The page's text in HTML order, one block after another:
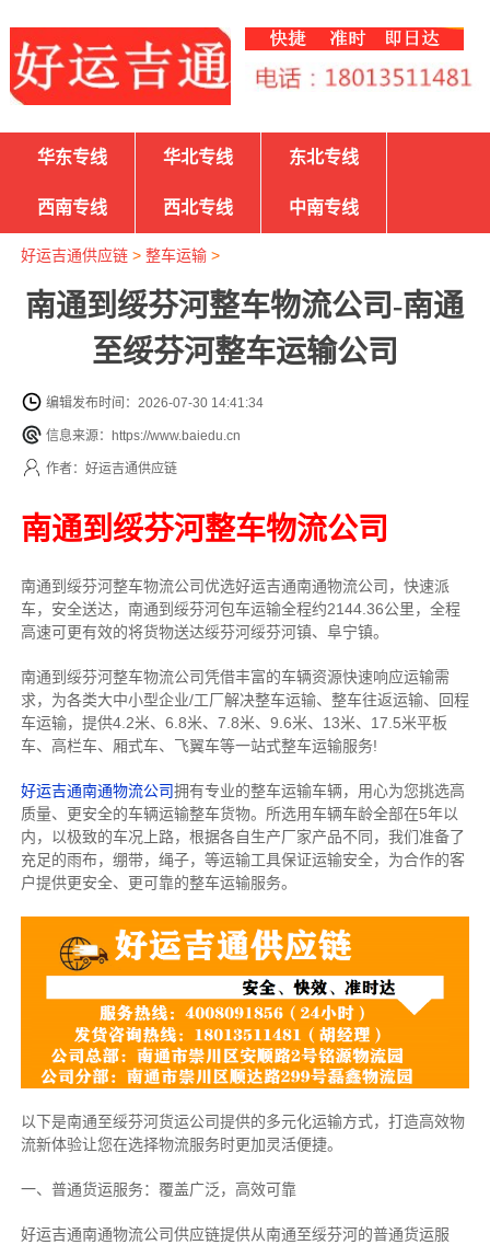
华东专线 华北专线 东北专线
西南专线 西北专线 中南专线
好运吉通供应链> 整车运输>
南通到绥芬河整车物流公司-南通
至绥芬河整车运输公司
编辑发布时间：2026-07-30 14:41:34
信息来源：https://www.baiedu.cn
作者：好运吉通供应链
南通到绥芬河整车物流公司
南通到绥芬河整车物流公司优选好运吉通南通物流公司，快速派
车，安全送达，南通到绥芬河包车运输全程约2144.36公里，全程
高速可更有效的将货物送达绥芬河绥芬河镇、阜宁镇。
南通到绥芬河整车物流公司凭借丰富的车辆资源快速响应运输需
求，为各类大中小型企业/工厂解决整车运输、整车往返运输、回程
车运输， 提供4.2米、6.8米、7.8米、9.6米、13米、17.5米平板
车、高栏车、厢式车、飞翼车等一站式整车运输服务!
好运吉通南通物流公司拥有专业的整车运输车辆，用心为您挑选高
质量、更安全的车辆运输整车货物。所选用车辆车龄全部在5年以
内，以极致的车况上路，根据各自生产厂家产品不同，我们准备了
充足的雨布，绷带，绳子，等运输工具保证运输安全，为合作的客
户提供更安全、更可靠的整车运输服务。
以下是南通至绥芬河货运公司提供的多元化运输方式，打造高效物
流新体验让您在选择物流服务时更加灵活便捷。
一、普通货运服务：覆盖广泛，高效可靠
好运吉通南通物流公司供应链提供从南通至绥芬河的普通货运服